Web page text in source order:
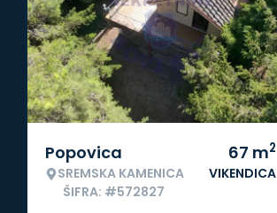
Popovica
SREMSKA KAMENICA
ŠIFRA: #572827
67 m2
VIKENDICA